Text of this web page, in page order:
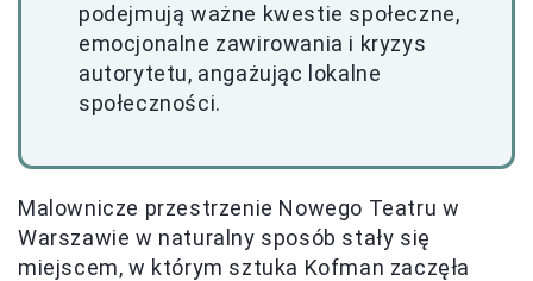
podejmują ważne kwestie społeczne,
emocjonalne zawirowania i kryzys
autorytetu, angażując lokalne
społeczności.
Malownicze przestrzenie Nowego Teatru w
Warszawie w naturalny sposób stały się
miejscem, w którym sztuka Kofman zaczęła